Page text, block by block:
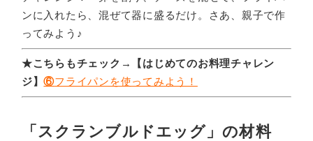
ンに入れたら、混ぜて器に盛るだけ。さあ、親子で作
ってみよう♪
★こちらもチェック→
【はじめてのお料理チャレン
ジ】⑥フライパンを使ってみよう！
「スクランブルドエッグ」の材料